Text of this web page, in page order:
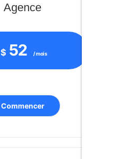
Agence
$ 52 / mois
Commencer